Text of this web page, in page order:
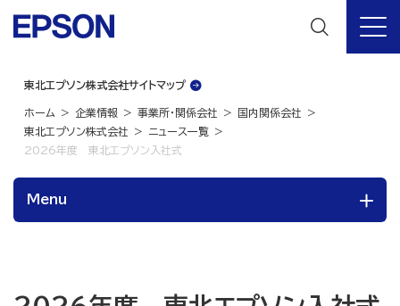
東北エプソン株式会社サイトマップ
ホーム 企業情報 事業所・関係会社
国内関係会社
東北エプソン株式会社
ニュース一覧
2026年度 東北エプソン入社式
Menu